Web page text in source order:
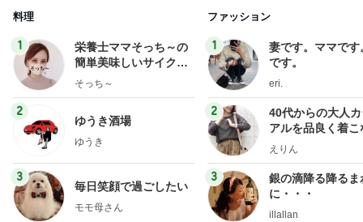
料理
1
栄養士ママそっち～の
簡単美味しいサイクル
献立
そっち～
2
ゆうき酒場
ゆうき
3
毎日笑顔で過ごしたい
モモ母さん
ファッション
1
妻です。ママです
です。
eri.
2
40代からの大人
アルを品良く着こ
ファッションブロ
えりん
3
銀の滴降る降るま
に・・・
illallan